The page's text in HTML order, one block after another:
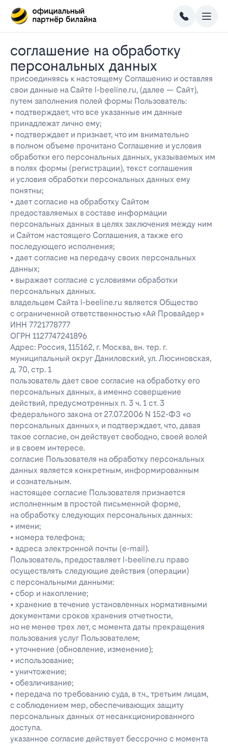
соглашение на обработку
персональных данных
присоединяясь к настоящему Соглашению и оставляя
свои данные на Сайте l-beeline.ru, (далее — Сайт),
путем заполнения полей формы Пользователь:
• подтверждает, что все указанные им данные
принадлежат лично ему;
• подтверждает и признает, что им внимательно
в полном объеме прочитано Соглашение и условия
обработки его персональных данных, указываемых им
в полях формы (регистрации), текст соглашения
и условия обработки персональных данных ему
понятны;
• дает согласие на обработку Сайтом
предоставляемых в составе информации
персональных данных в целях заключения между ним
и Сайтом настоящего Соглашения, а также его
последующего исполнения;
• дает согласие на передачу своих персональных
данных;
• выражает согласие с условиями обработки
персональных данных.
владельцем Сайта l-beeline.ru является Общество
с ограниченной ответственностью «Ай Провайдер»
ИНН 7721778777
ОГРН 1127747241896
Адрес: Россия, 115162, г. Москва, вн. тер. г.
муниципальный округ Даниловский, ул. Люсиновская,
д. 70, стр. 1
пользователь дает свое согласие на обработку его
персональных данных, а именно совершение
действий, предусмотренных п. 3 ч. 1 ст. 3
федерального закона от 27.07.2006 N 152-ФЗ «о
персональных данных», и подтверждает, что, давая
такое согласие, он действует свободно, своей волей
и в своем интересе.
согласие Пользователя на обработку персональных
данных является конкретным, информированным
и сознательным.
настоящее согласие Пользователя признается
исполненным в простой письменной форме,
на обработку следующих персональных данных:
• имени;
• номера телефона;
• адреса электронной почты (e-mail).
Пользователь, предоставляет l-beeline.ru право
осуществлять следующие действия (операции)
с персональными данными:
• сбор и накопление;
• хранение в течение установленных нормативными
документами сроков хранения отчетности,
но не менее трех лет, с момента даты прекращения
пользования услуг Пользователем;
• уточнение (обновление, изменение);
• использование;
• уничтожение;
• обезличивание;
• передача по требованию суда, в т.ч., третьим лицам,
с соблюдением мер, обеспечивающих защиту
персональных данных от несанкционированного
доступа.
указанное согласие действует бессрочно с момента